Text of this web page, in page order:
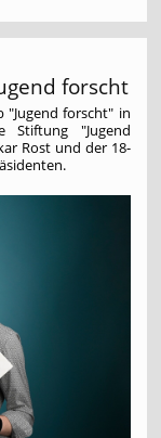
forscht
"Jugend forscht" in
Stiftung "Jugend
Rost und der 18-